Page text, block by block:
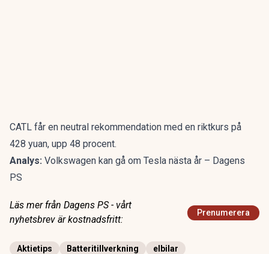
CATL får en neutral rekommendation med en riktkurs på
428 yuan, upp 48 procent.
Analys: Volkswagen kan gå om Tesla nästa år – Dagens
PS
Läs mer från Dagens PS - vårt
nyhetsbrev är kostnadsfritt:
Prenumerera
Aktietips Batteritillverkning
elbilar